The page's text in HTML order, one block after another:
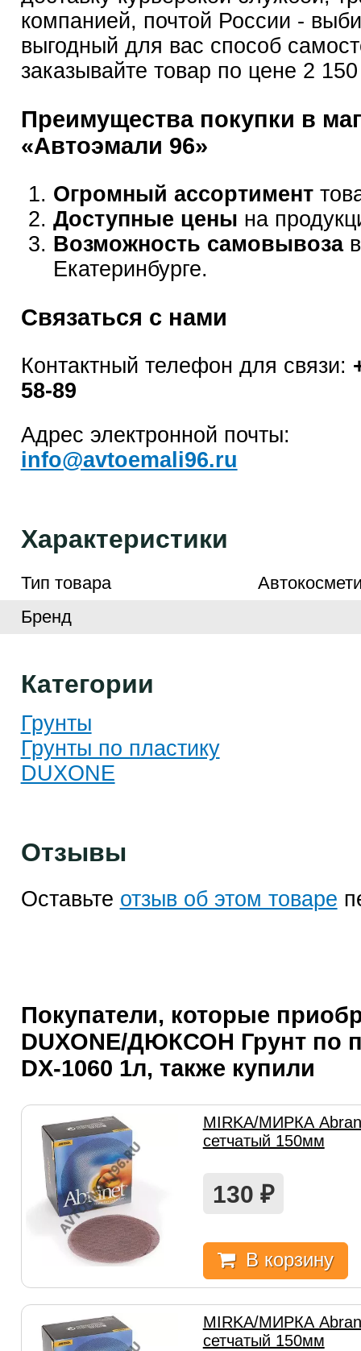
компанией, почтой России -
выгодный для вас способ
заказывайте товар по цене 2
Преимущества покупки в
«Автоэмали 96»
Огромный ассортимент
Доступные цены на
Возможность самовывозав
Екатеринбурге.
Связаться с нами
Контактный телефон для связи:
58-89
Адрес электронной почты:
info@avtoemali96.ru
Характеристики
Тип товара
Бренд
Категории
Грунты
Грунты по пластику
DUXONE
Отзывы
Оставьте отзыв об этом товаре
Покупатели, которые
DUXONE/ДЮКСОН Грунт по
DX-1060 1л, также купили
MIRKA/МИРКА
сетчатый 150мм
130 ₽
В корзину
MIRKA/МИРКА
сетчатый 150мм